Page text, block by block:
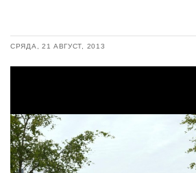
СРЯДА, 21 АВГУСТ, 2013